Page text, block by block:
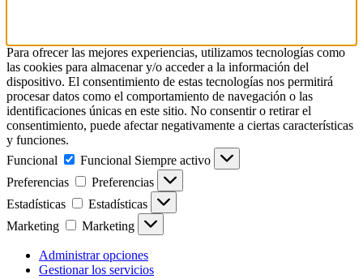
Para ofrecer las mejores experiencias, utilizamos tecnologías como
las cookies para almacenar y/o acceder a la información del
dispositivo. El consentimiento de estas tecnologías nos permitirá
procesar datos como el comportamiento de navegación o las
identificaciones únicas en este sitio. No consentir o retirar el
consentimiento, puede afectar negativamente a ciertas características
y funciones.
Funcional
Funcional Siempre activo
Preferencias
Preferencias
Estadísticas
Estadísticas
Marketing
Marketing
Administrar opciones
Gestionar los servicios